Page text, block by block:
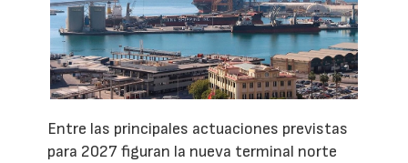
Entre las principales actuaciones previstas
para 2027 figuran la nueva terminal norte